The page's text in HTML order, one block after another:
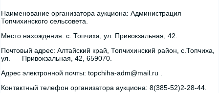
Наименование организатора аукциона: Администрация
Топчихинского сельсовета.
Место нахождения: с. Топчиха, ул. Привокзальная, 42.
Почтовый адрес: Алтайский край, Топчихинский район, с.Топчиха,
ул. Привокзальная, 42, 659070.
Адрес электронной почты: topchiha-adm@mail.ru .
Контактный телефон организатора аукциона: 8(385-52)2-28-44.